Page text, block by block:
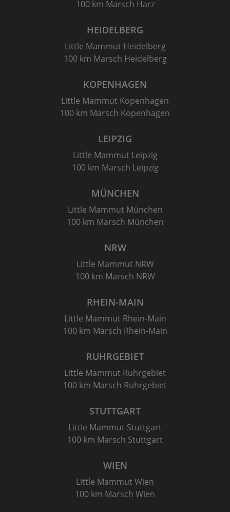
100 km Marsch Harz
HEIDELBERG
Little Mammut Heidelberg
100 km Marsch Heidelberg
KOPENHAGEN
Little Mammut Kopenhagen
100 km Marsch Kopenhagen
LEIPZIG
Little Mammut Leipzig
100 km Marsch Leipzig
MÜNCHEN
Little Mammut München
100 km Marsch München
NRW
Little Mammut NRW
100 km Marsch NRW
RHEIN-MAIN
Little Mammut Rhein-Main
100 km Marsch Rhein-Main
RUHRGEBIET
Little Mammut Ruhrgebiet
100 km Marsch Ruhrgebiet
STUTTGART
Little Mammut Stuttgart
100 km Marsch Stuttgart
WIEN
Little Mammut Wien
100 km Marsch Wien